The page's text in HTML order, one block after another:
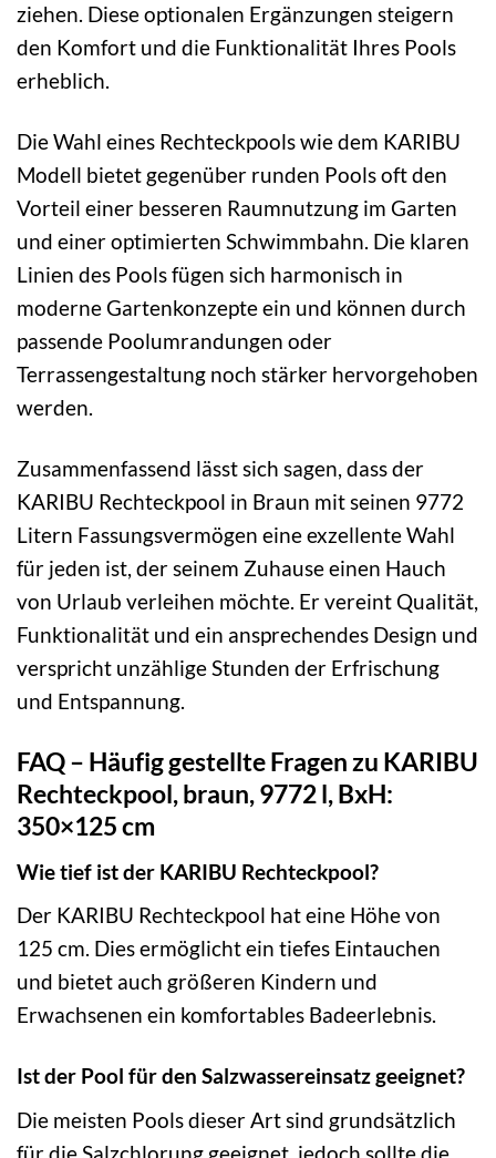
ziehen. Diese optionalen Ergänzungen steigern
den Komfort und die Funktionalität Ihres Pools
erheblich.
Die Wahl eines Rechteckpools wie dem KARIBU
Modell bietet gegenüber runden Pools oft den
Vorteil einer besseren Raumnutzung im Garten
und einer optimierten Schwimmbahn. Die klaren
Linien des Pools fügen sich harmonisch in
moderne Gartenkonzepte ein und können durch
passende Poolumrandungen oder
Terrassengestaltung noch stärker hervorgehoben
werden.
Zusammenfassend lässt sich sagen, dass der
KARIBU Rechteckpool in Braun mit seinen 9772
Litern Fassungsvermögen eine exzellente Wahl
für jeden ist, der seinem Zuhause einen Hauch
von Urlaub verleihen möchte. Er vereint Qualität,
Funktionalität und ein ansprechendes Design und
verspricht unzählige Stunden der Erfrischung
und Entspannung.
FAQ – Häufig gestellte Fragen zu KARIBU
Rechteckpool, braun, 9772 l, BxH:
350×125 cm
Wie tief ist der KARIBU Rechteckpool?
Der KARIBU Rechteckpool hat eine Höhe von
125 cm. Dies ermöglicht ein tiefes Eintauchen
und bietet auch größeren Kindern und
Erwachsenen ein komfortables Badeerlebnis.
Ist der Pool für den Salzwassereinsatz geeignet?
Die meisten Pools dieser Art sind grundsätzlich